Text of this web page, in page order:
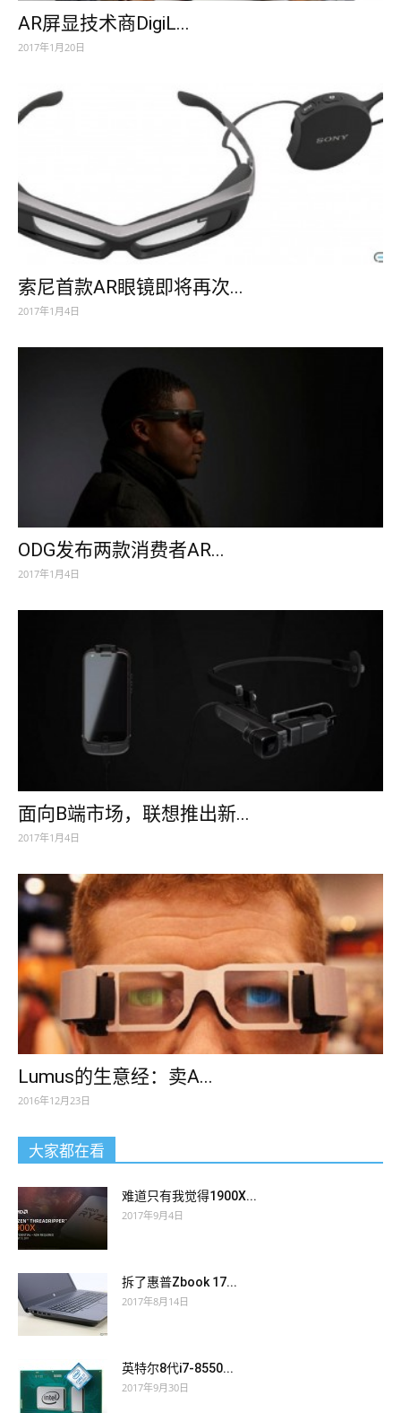
AR屏显技术商DigiL...
2017年1月20日
索尼首款AR眼镜即将再次...
2017年1月4日
ODG发布两款消费者AR...
2017年1月4日
面向B端市场，联想推出新...
2017年1月4日
Lumus的生意经：卖A...
2016年12月23日
大家都在看
难道只有我觉得1900X...
2017年9月4日
拆了惠普Zbook 17...
2017年8月14日
英特尔8代i7-8550...
2017年9月30日